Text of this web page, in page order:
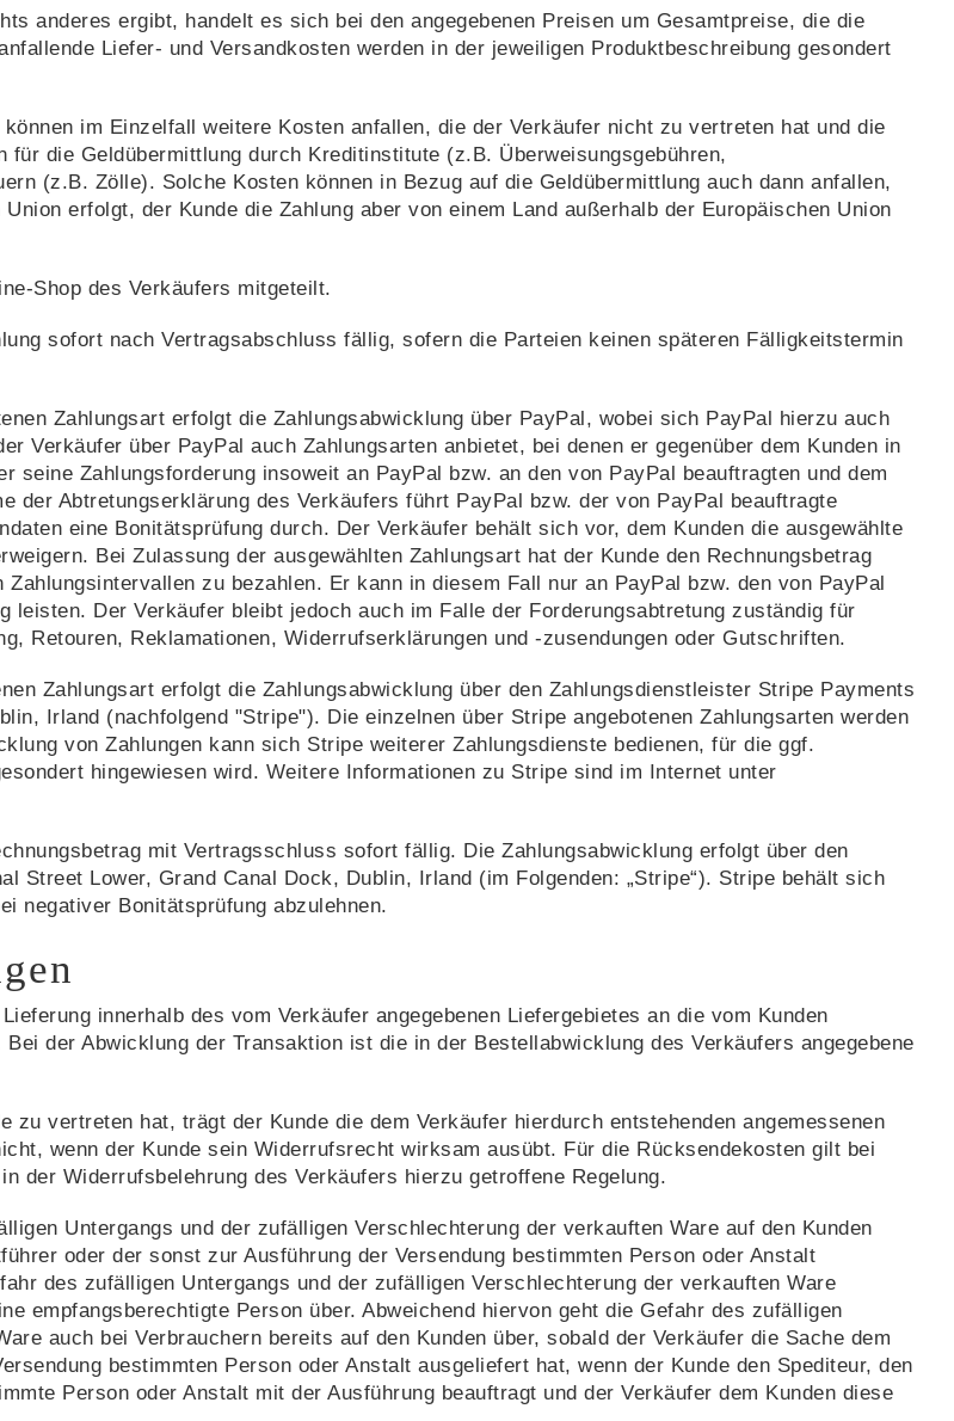
anderes ergibt, handelt es sich bei den angegebenen Preisen um Gesamtpreise, die die
Liefer- und Versandkosten werden in der jeweiligen Produktbeschreibung gesondert
im Einzelfall weitere Kosten anfallen, die der Verkäufer nicht zu vertreten hat und die
die Geldübermittlung durch Kreditinstitute (z.B. Überweisungsgebühren,
(z.B. Zölle). Solche Kosten können in Bezug auf die Geldübermittlung auch dann anfallen,
erfolgt, der Kunde die Zahlung aber von einem Land außerhalb der Europäischen Union
Shop des Verkäufers mitgeteilt.
sofort nach Vertragsabschluss fällig, sofern die Parteien keinen späteren Fälligkeitstermin
Zahlungsart erfolgt die Zahlungsabwicklung über PayPal, wobei sich PayPal hierzu auch
Verkäufer über PayPal auch Zahlungsarten anbietet, bei denen er gegenüber dem Kunden in
Zahlungsforderung insoweit an PayPal bzw. an den von PayPal beauftragten und dem
der Abtretungserklärung des Verkäufers führt PayPal bzw. der von PayPal beauftragte
eine Bonitätsprüfung durch. Der Verkäufer behält sich vor, dem Kunden die ausgewählte
Bei Zulassung der ausgewählten Zahlungsart hat der Kunde den Rechnungsbetrag
zu bezahlen. Er kann in diesem Fall nur an PayPal bzw. den von PayPal
Der Verkäufer bleibt jedoch auch im Falle der Forderungsabtretung zuständig für
Retouren, Reklamationen, Widerrufserklärungen und -zusendungen oder Gutschriften.
Zahlungsart erfolgt die Zahlungsabwicklung über den Zahlungsdienstleister Stripe Payments
Irland (nachfolgend "Stripe"). Die einzelnen über Stripe angebotenen Zahlungsarten werden
von Zahlungen kann sich Stripe weiterer Zahlungsdienste bedienen, für die ggf.
hingewiesen wird. Weitere Informationen zu Stripe sind im Internet unter
mit Vertragsschluss sofort fällig. Die Zahlungsabwicklung erfolgt über den
Street Lower, Grand Canal Dock, Dublin, Irland (im Folgenden: „Stripe“). Stripe behält sich
negativer Bonitätsprüfung abzulehnen.
innerhalb des vom Verkäufer angegebenen Liefergebietes an die vom Kunden
der Abwicklung der Transaktion ist die in der Bestellabwicklung des Verkäufers angegebene
zu vertreten hat, trägt der Kunde die dem Verkäufer hierdurch entstehenden angemessenen
wenn der Kunde sein Widerrufsrecht wirksam ausübt. Für die Rücksendekosten gilt bei
der Widerrufsbelehrung des Verkäufers hierzu getroffene Regelung.
Untergangs und der zufälligen Verschlechterung der verkauften Ware auf den Kunden
oder der sonst zur Ausführung der Versendung bestimmten Person oder Anstalt
des zufälligen Untergangs und der zufälligen Verschlechterung der verkauften Ware
empfangsberechtigte Person über. Abweichend hiervon geht die Gefahr des zufälligen
auch bei Verbrauchern bereits auf den Kunden über, sobald der Verkäufer die Sache dem
bestimmten Person oder Anstalt ausgeliefert hat, wenn der Kunde den Spediteur, den
Person oder Anstalt mit der Ausführung beauftragt und der Verkäufer dem Kunden diese